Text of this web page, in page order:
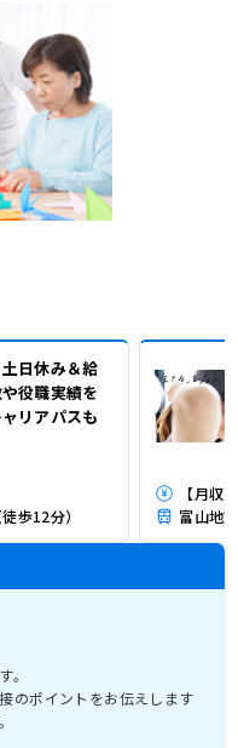
日休み＆給
役職実績を
リアパスも
歩12分）
【月収
富山地
。
のポイントをお伝えします